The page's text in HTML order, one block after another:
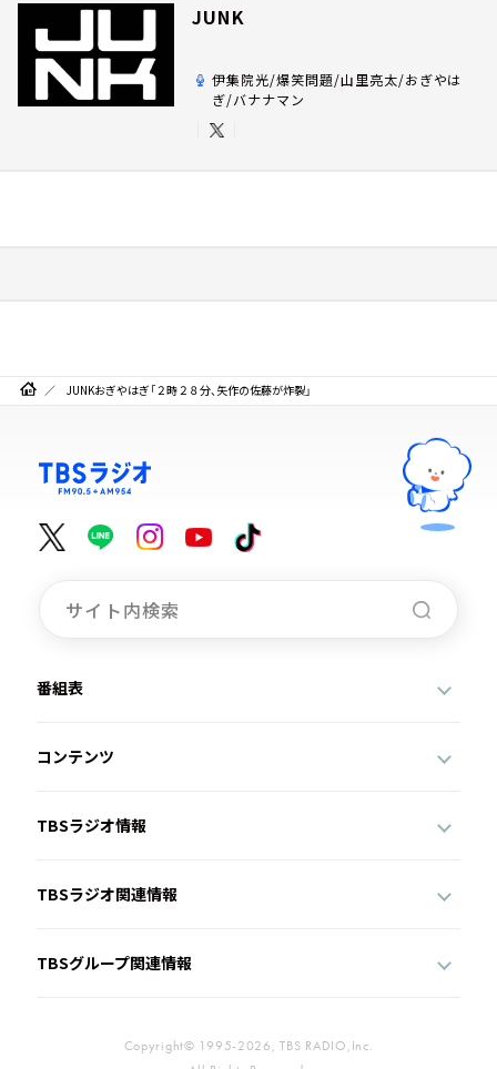
JUNK
伊集院光/爆笑問題/山里亮太/おぎやは
ぎ/バナナマン
JUNKおぎやはぎ「２時２８分、矢作の佐藤が炸裂」
番組表
コンテンツ
TBSラジオ情報
TBSラジオ関連情報
TBSグループ関連情報
Copyright© 1995-2026, TBS RADIO,Inc.